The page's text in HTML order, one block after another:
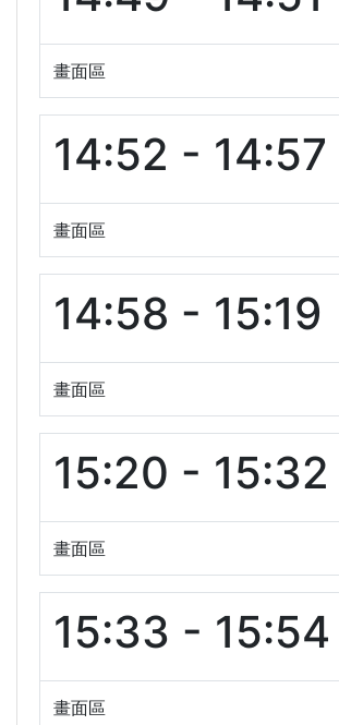
畫面區
14:52 - 14:57
畫面區
14:58 - 15:19
畫面區
15:20 - 15:32
畫面區
15:33 - 15:54
畫面區